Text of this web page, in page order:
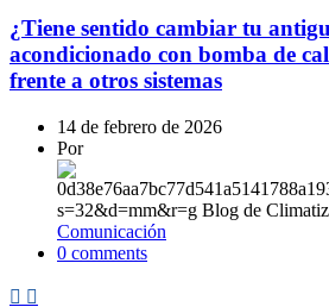
¿Tiene sentido cambiar tu
acondicionado con bomba de
frente a otros sistemas
14 de febrero de 2026
Por
Comunicación
0 comments